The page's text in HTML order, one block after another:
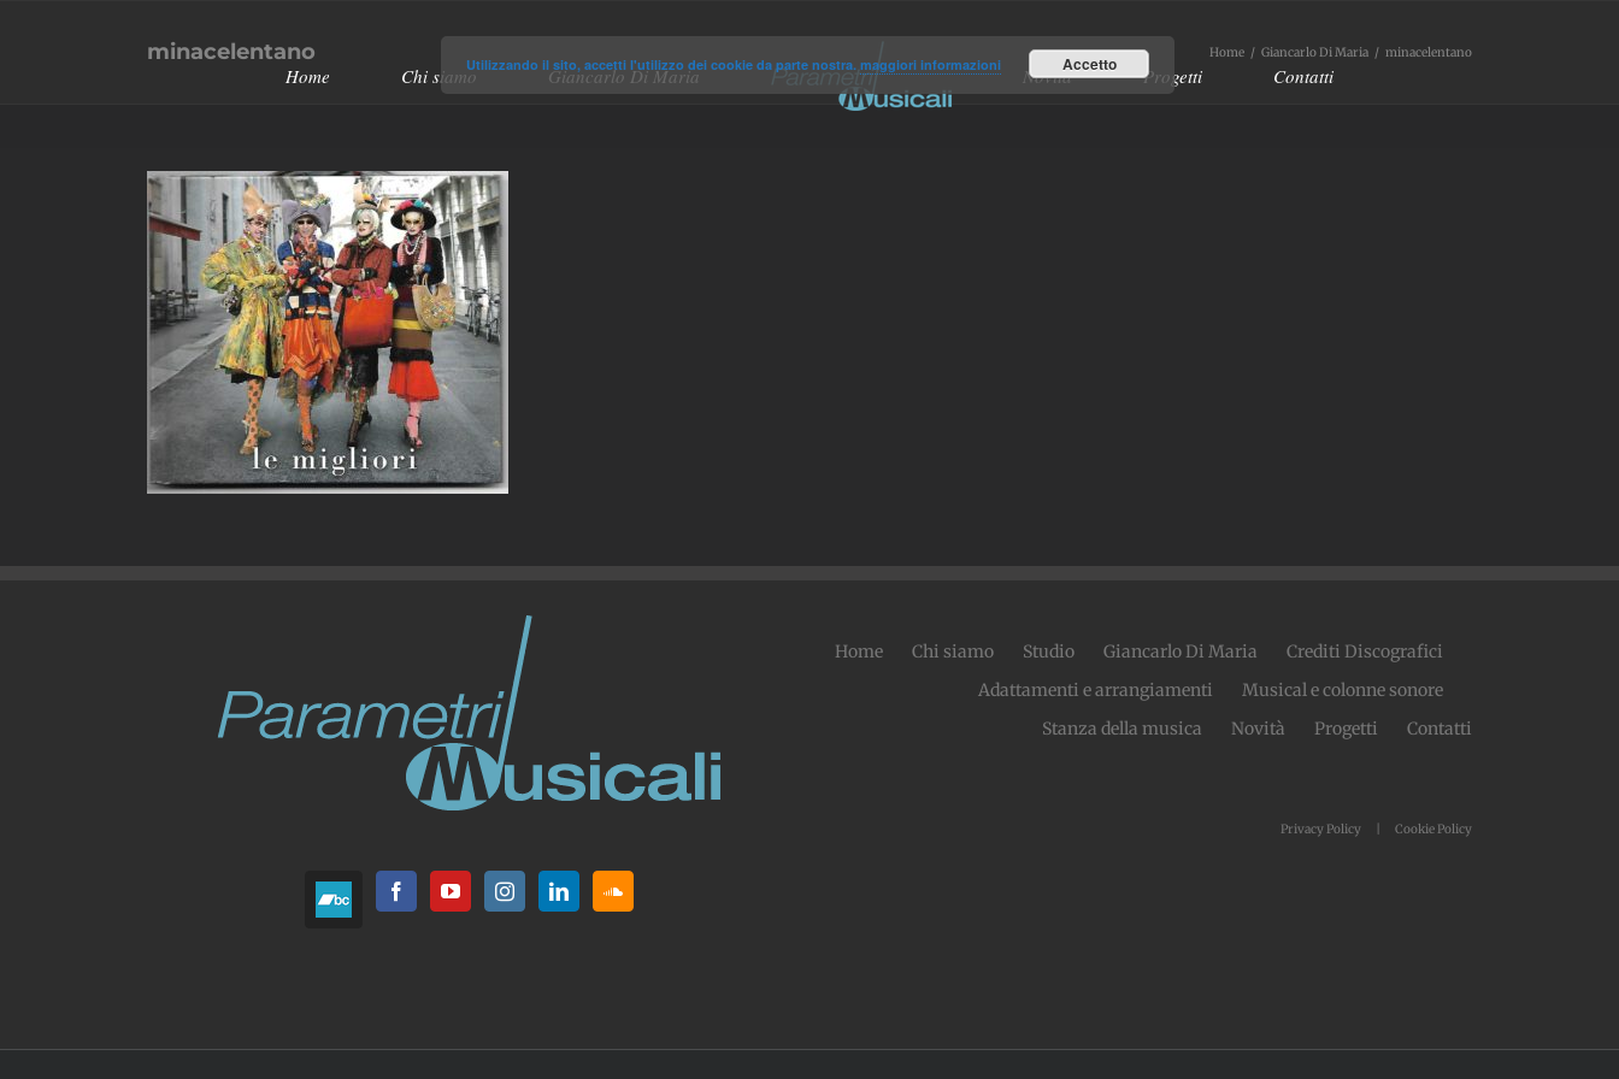
Home Chi siamo Giancarlo Di Maria Novità Progetti Contatti
minacelentano Home / Giancarlo Di Maria / minacelentano
Home Chi siamo Studio Giancarlo Di Maria
Crediti Discografici
Adattamenti e arrangiamenti
Musical e colonne sonore
Stanza della musica
Novità Progetti Contatti
Privacy Policy Cookie Policy
Utilizzando il sito, accetti l'utilizzo dei cookie da parte nostra. maggiori informazioni Accetto